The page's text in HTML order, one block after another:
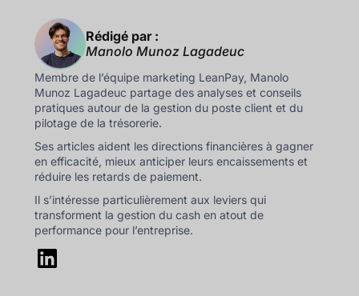
Rédigé par :
Manolo Munoz Lagadeuc
Membre de l’équipe marketing LeanPay, Manolo
Munoz Lagadeuc partage des analyses et conseils
pratiques autour de la gestion du poste client et du
pilotage de la trésorerie.
Ses articles aident les directions financières à gagner
en efficacité, mieux anticiper leurs encaissements et
réduire les retards de paiement.
Il s’intéresse particulièrement aux leviers qui
transforment la gestion du cash en atout de
performance pour l’entreprise.